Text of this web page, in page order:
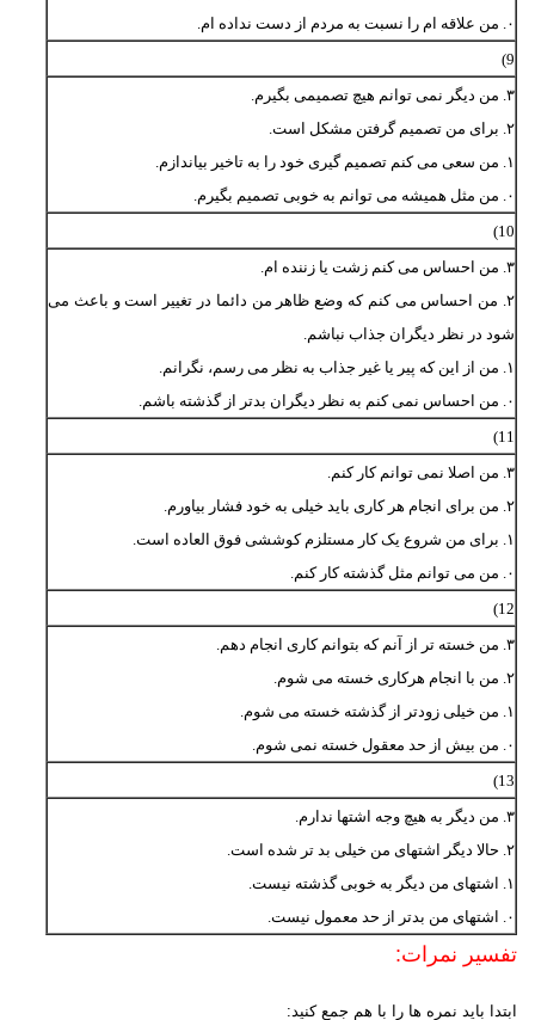
۰. من علاقه ام را نسبت به مردم از دست نداده ام.
9)
۳. من دیگر نمی توانم هیچ تصمیمی بگیرم.
۲. برای من تصمیم گرفتن مشکل است.
۱. من سعی می کنم تصمیم گیری خود را به تاخیر بیاندازم.
۰. من مثل همیشه می توانم به خوبی تصمیم بگیرم.
10)
۳. من احساس می کنم زشت یا زننده ام.
۲. من احساس می کنم که وضع ظاهر من دائما در تغییر است و باعث می
شود در نظر دیگران جذاب نباشم.
۱. من از این که پیر یا غیر جذاب به نظر می رسم، نگرانم.
۰. من احساس نمی کنم به نظر دیگران بدتر از گذشته باشم.
11)
۳. من اصلا نمی توانم کار کنم.
۲. من برای انجام هر کاری باید خیلی به خود فشار بیاورم.
۱. برای من شروع یک کار مستلزم کوششی فوق العاده است.
۰. من می توانم مثل گذشته کار کنم.
12)
۳. من خسته تر از آنم که بتوانم کاری انجام دهم.
۲. من با انجام هرکاری خسته می شوم.
۱. من خیلی زودتر از گذشته خسته می شوم.
۰. من بیش از حد معقول خسته نمی شوم.
13)
۳. من دیگر به هیچ وجه اشتها ندارم.
۲. حالا دیگر اشتهای من خیلی بد تر شده است.
۱. اشتهای من دیگر به خوبی گذشته نیست.
۰. اشتهای من بدتر از حد معمول نیست.
تفسیر نمرات:
ابتدا باید نمره ها را با هم جمع کنید: